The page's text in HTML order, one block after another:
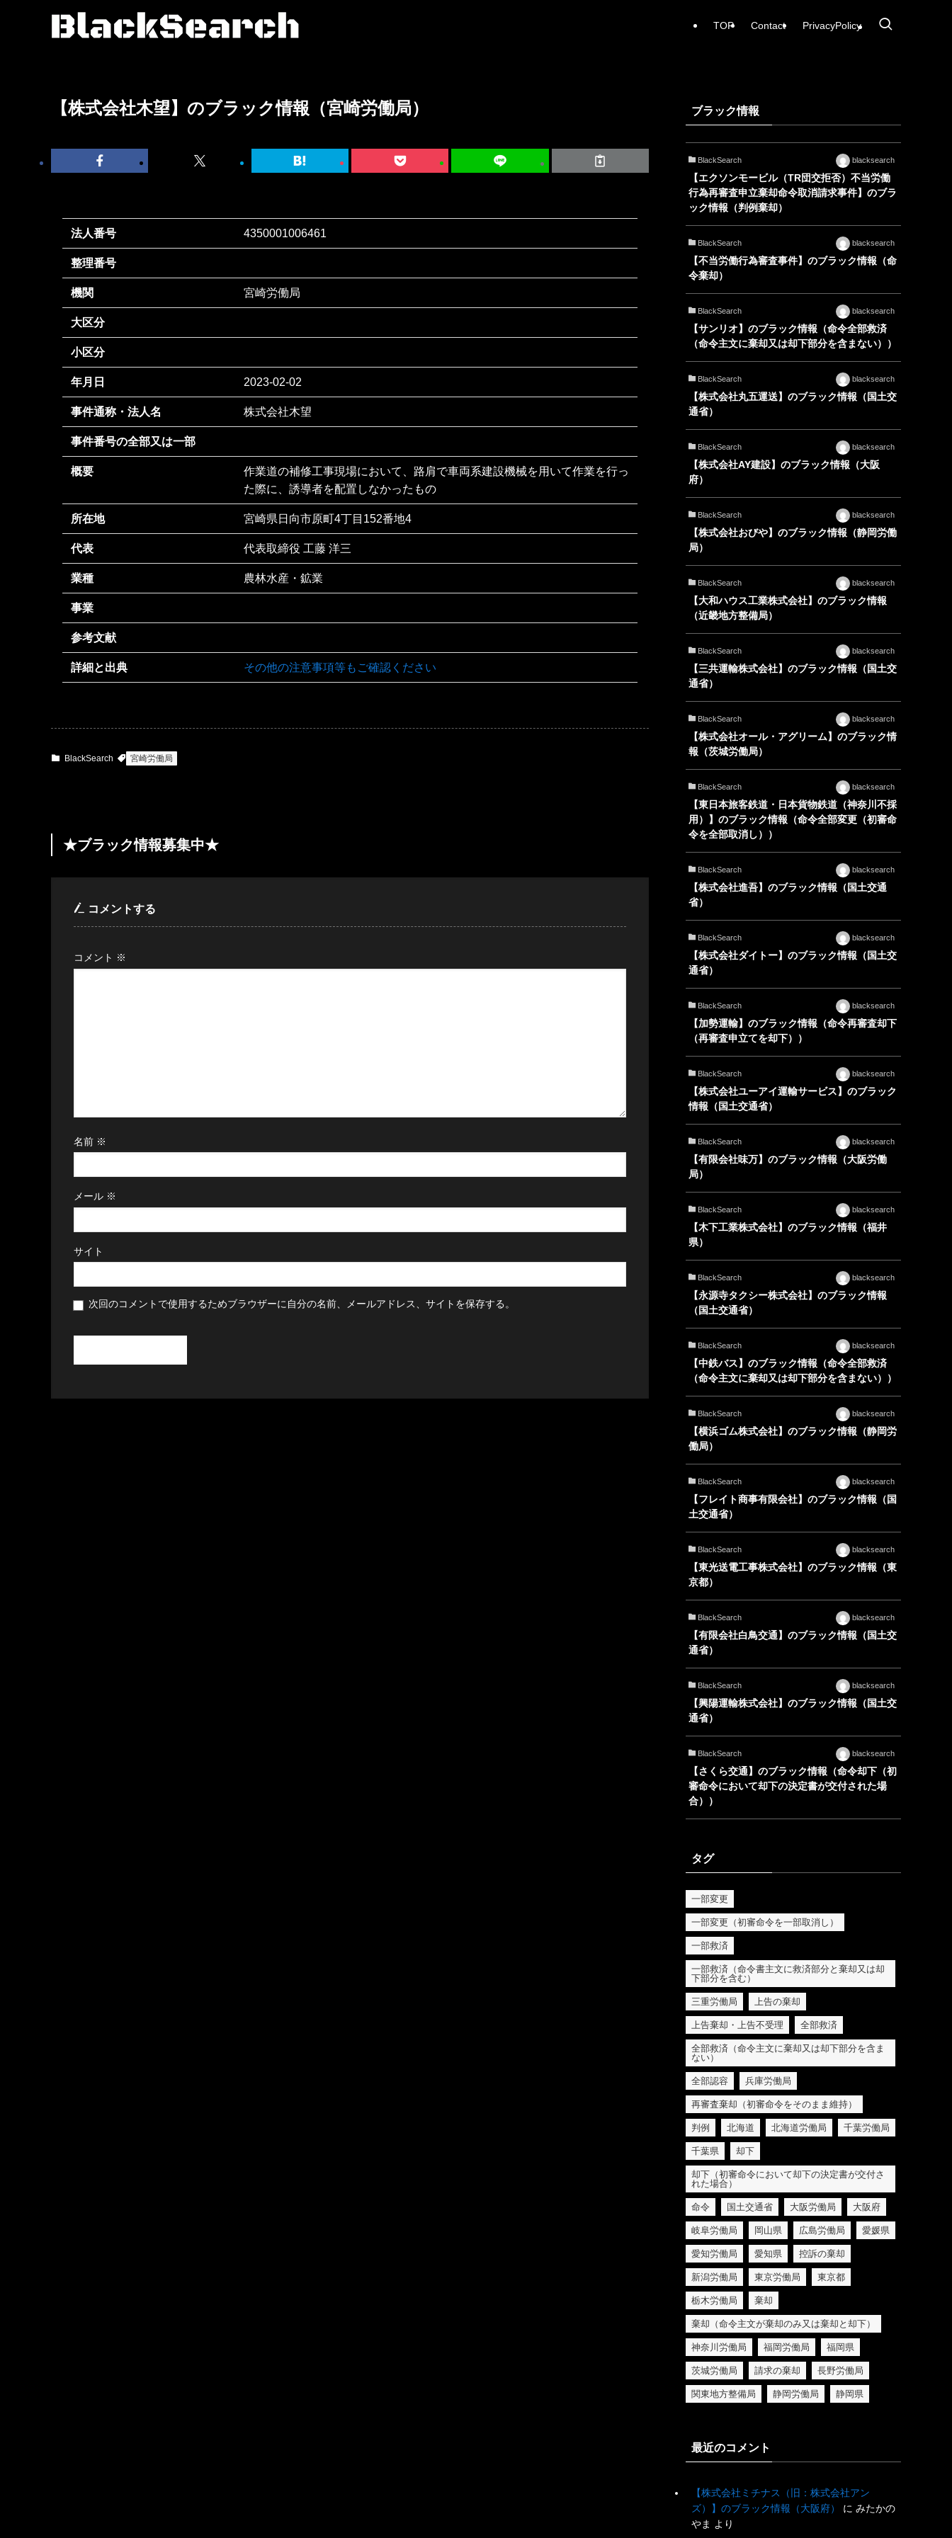
TOP Contact PrivacyPolicy
【株式会社木望】のブラック情報（宮崎労働局）
法人番号 4350001006461
整理番号
機関 宮崎労働局
大区分
小区分
年月日 2023-02-02
事件通称・法人名 株式会社木望
事件番号の全部又は一部
概要
作業道の補修工事現場において、路肩で車両系建設機械を用いて作業を行っ
た際に、誘導者を配置しなかったもの
所在地 宮崎県日向市原町4丁目152番地4
代表 代表取締役 工藤 洋三
業種 農林水産・鉱業
事業
参考文献
詳細と出典 その他の注意事項等もご確認ください
BlackSearch 宮崎労働局
★ブラック情報募集中★
コメントする
コメント ※
名前 ※
メール ※
サイト
次回のコメントで使用するためブラウザーに自分の名前、メールアドレス、サイトを保存する。
ブラック情報
BlackSearch blacksearch
【エクソンモービル（TR団交拒否）不当労働
行為再審査申立棄却命令取消請求事件】のブラ
ック情報（判例棄却）
BlackSearch blacksearch
【不当労働行為審査事件】のブラック情報（命
令棄却）
BlackSearch blacksearch
【サンリオ】のブラック情報（命令全部救済
（命令主文に棄却又は却下部分を含まない））
BlackSearch blacksearch
【株式会社丸五運送】のブラック情報（国土交
通省）
BlackSearch blacksearch
【株式会社AY建設】のブラック情報（大阪
府）
BlackSearch blacksearch
【株式会社おびや】のブラック情報（静岡労働
局）
BlackSearch blacksearch
【大和ハウス工業株式会社】のブラック情報
（近畿地方整備局）
BlackSearch blacksearch
【三共運輸株式会社】のブラック情報（国土交
通省）
BlackSearch blacksearch
【株式会社オール・アグリーム】のブラック情
報（茨城労働局）
BlackSearch blacksearch
【東日本旅客鉄道・日本貨物鉄道（神奈川不採
用）】のブラック情報（命令全部変更（初審命
令を全部取消し））
BlackSearch blacksearch
【株式会社進吾】のブラック情報（国土交通
省）
BlackSearch blacksearch
【株式会社ダイトー】のブラック情報（国土交
通省）
BlackSearch blacksearch
【加勢運輸】のブラック情報（命令再審査却下
（再審査申立てを却下））
BlackSearch blacksearch
【株式会社ユーアイ運輸サービス】のブラック
情報（国土交通省）
BlackSearch blacksearch
【有限会社味万】のブラック情報（大阪労働
局）
BlackSearch blacksearch
【木下工業株式会社】のブラック情報（福井
県）
BlackSearch blacksearch
【永源寺タクシー株式会社】のブラック情報
（国土交通省）
BlackSearch blacksearch
【中鉄バス】のブラック情報（命令全部救済
（命令主文に棄却又は却下部分を含まない））
BlackSearch blacksearch
【横浜ゴム株式会社】のブラック情報（静岡労
働局）
BlackSearch blacksearch
【フレイト商事有限会社】のブラック情報（国
土交通省）
BlackSearch blacksearch
【東光送電工事株式会社】のブラック情報（東
京都）
BlackSearch blacksearch
【有限会社白鳥交通】のブラック情報（国土交
通省）
BlackSearch blacksearch
【興陽運輸株式会社】のブラック情報（国土交
通省）
BlackSearch blacksearch
【さくら交通】のブラック情報（命令却下（初
審命令において却下の決定書が交付された場
合））
タグ
一部変更
一部変更（初審命令を一部取消し）
一部救済
一部救済（命令書主文に救済部分と棄却又は却
下部分を含む）
三重労働局 上告の棄却
上告棄却・上告不受理 全部救済
全部救済（命令主文に棄却又は却下部分を含ま
ない）
全部認容 兵庫労働局
再審査棄却（初審命令をそのまま維持）
判例 北海道 北海道労働局 千葉労働局
千葉県 却下
却下（初審命令において却下の決定書が交付さ
れた場合）
命令 国土交通省 大阪労働局 大阪府
岐阜労働局 岡山県 広島労働局 愛媛県
愛知労働局 愛知県 控訴の棄却
新潟労働局 東京労働局 東京都
栃木労働局 棄却
棄却（命令主文が棄却のみ又は棄却と却下）
神奈川労働局 福岡労働局 福岡県
茨城労働局 請求の棄却 長野労働局
関東地方整備局 静岡労働局 静岡県
最近のコメント
【株式会社ミチナス（旧：株式会社アン
ズ）】のブラック情報（大阪府）
に みたかの
やま より